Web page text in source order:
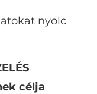
nyolc
célja